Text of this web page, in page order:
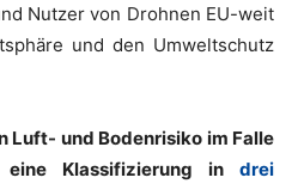
Nutzer von Drohnen EU-weit
und den Umweltschutz
Luft- und Bodenrisiko im Falle
Klassifizierung in drei